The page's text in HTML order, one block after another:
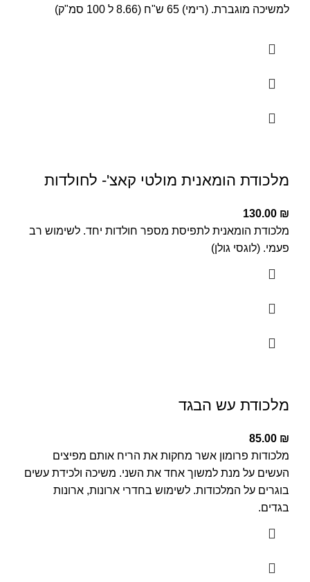
למשיכה מוגברת. (רימי) 65 ש"ח (8.66 ל 100 סמ"ק)
מלכודת הומאנית מולטי קאצ'- לחולדות
130.00 ₪
מלכודת הומאנית לתפיסת מספר חולדות יחד. לשימוש רב
פעמי. (לוגסי גולן)
מלכודת עש הבגד
85.00 ₪
מלכודות פרומון אשר מחקות את הריח אותם מפיצים
העשים על מנת למשוך אחד את השני. משיכה ולכידת עשים
בוגרים על המלכודות. לשימוש בחדרי ארונות, ארונות
בגדים.